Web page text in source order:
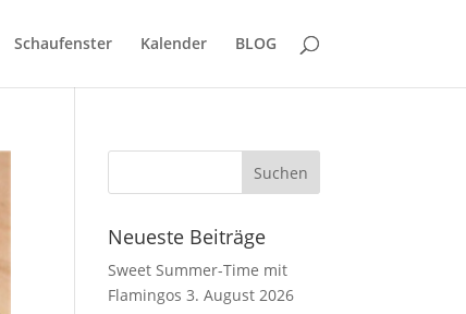
Schaufenster Kalender BLOG
Neueste Beiträge
Sweet Summer-Time mit
Flamingos 3. August 2026